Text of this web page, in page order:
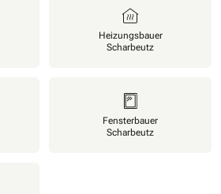
Heizungsbauer
Scharbeutz
Fensterbauer
Scharbeutz